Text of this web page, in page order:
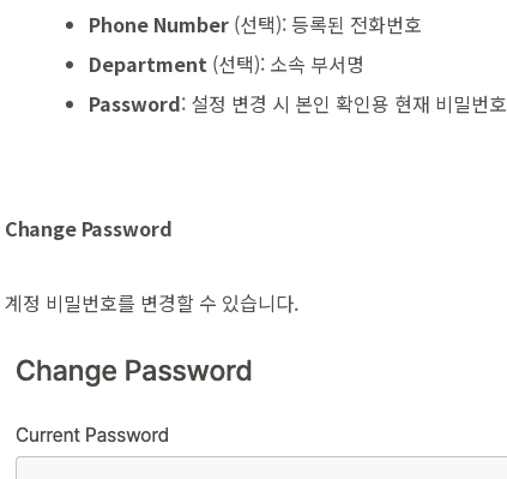
Phone Number (선택): 등록된 전화번호
Department (선택): 소속 부서명
Password: 설정 변경 시 본인 확인용 현재 비밀번호
Change Password
계정 비밀번호를 변경할 수 있습니다.